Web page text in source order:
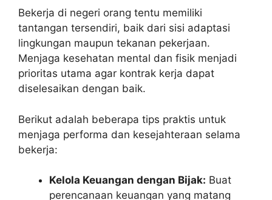
Bekerja di negeri orang tentu memiliki
tantangan tersendiri, baik dari sisi adaptasi
lingkungan maupun tekanan pekerjaan.
Menjaga kesehatan mental dan fisik menjadi
prioritas utama agar kontrak kerja dapat
diselesaikan dengan baik.
Berikut adalah beberapa tips praktis untuk
menjaga performa dan kesejahteraan selama
bekerja:
Kelola Keuangan dengan Bijak: Buat
perencanaan keuangan yang matang